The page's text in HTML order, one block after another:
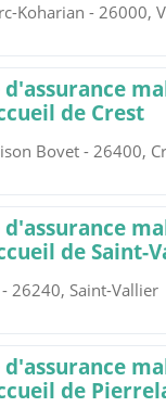
Koharian - 26000,
de Crest
Bovet - 26400,
de Saint-
26240, Saint-Vallier
de